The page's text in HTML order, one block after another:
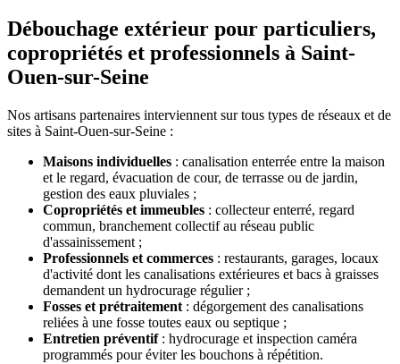
Débouchage extérieur pour particuliers,
copropriétés et professionnels à Saint-
Ouen-sur-Seine
Nos artisans partenaires interviennent sur tous types de réseaux et de
sites à Saint-Ouen-sur-Seine :
Maisons individuelles : canalisation enterrée entre la maison
et le regard, évacuation de cour, de terrasse ou de jardin,
gestion des eaux pluviales ;
Copropriétés et immeubles : collecteur enterré, regard
commun, branchement collectif au réseau public
d'assainissement ;
Professionnels et commerces : restaurants, garages, locaux
d'activité dont les canalisations extérieures et bacs à graisses
demandent un hydrocurage régulier ;
Fosses et prétraitement : dégorgement des canalisations
reliées à une fosse toutes eaux ou septique ;
Entretien préventif: hydrocurage et inspection caméra
programmés pour éviter les bouchons à répétition.